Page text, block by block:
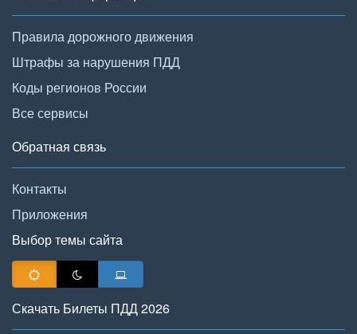
Правила дорожного движения
Штрафы за нарушения ПДД
Коды регионов России
Все сервисы
Обратная связь
Контакты
Приложения
Выбор темы сайта
Скачать Билеты ПДД 2026